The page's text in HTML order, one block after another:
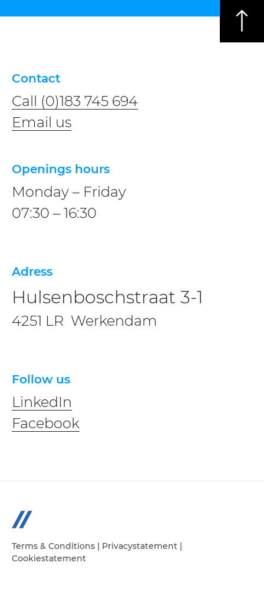
Adress
Hulsenboschstraat 3-1
4251 LR Werkendam
Contact
Call (0)183 745 694
Email us
Openings hours
Monday – Friday
07:30 – 16:30
Follow us
LinkedIn
Facebook
Terms & Conditions | Privacystatement |
Cookiestatement